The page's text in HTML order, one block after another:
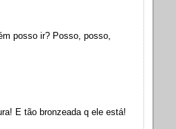
posso ir? Posso, posso,
E tão bronzeada q ele está!